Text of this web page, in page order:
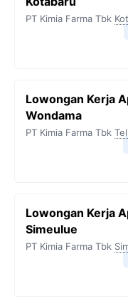
PT Kimia Farma Tbk
Lowongan Kerja
Wondama
PT Kimia Farma Tbk
Lowongan Kerja
Simeulue
PT Kimia Farma Tbk